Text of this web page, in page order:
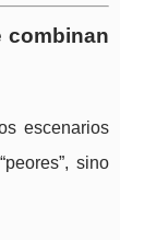
combinan
escenarios
sino